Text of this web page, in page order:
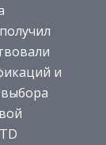
и